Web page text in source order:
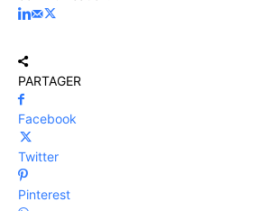
PARTAGER
Facebook
Twitter
Pinterest